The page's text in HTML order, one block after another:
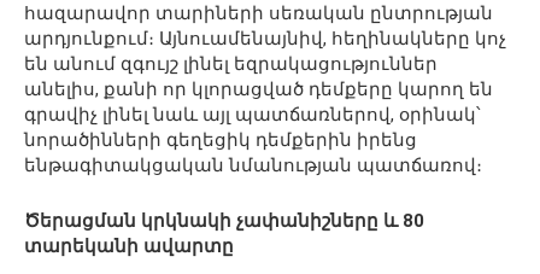
հազարավոր տարիների սեռական ընտրության
արդյունքում։ Այնուամենայնիվ, հեղինակները կոչ
են անում զգույշ լինել եզրակացություններ
անելիս, քանի որ կլորացված դեմքերը կարող են
գրավիչ լինել նաև այլ պատճառներով, օրինակ՝
նորածինների գեղեցիկ դեմքերին իրենց
ենթագիտակցական նմանության պատճառով։
Ծերացման կրկնակի չափանիշները և 80
տարեկանի ավարտը